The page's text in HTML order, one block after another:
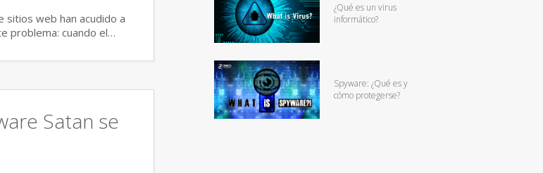
sitios web han acudido a
problema: cuando el…
Satan se
¿Qué es un virus
informático?
Spyware: ¿Qué es y
cómo protegerse?